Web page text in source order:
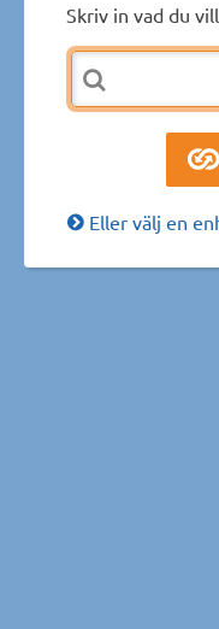
Skriv in vad du
Eller välj en